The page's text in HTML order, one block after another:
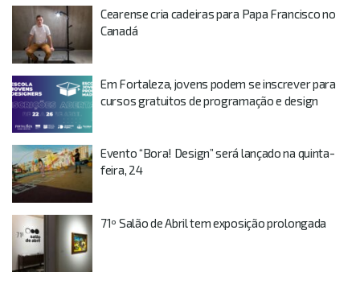
Cearense cria cadeiras para Papa Francisco no
Canadá
Em Fortaleza, jovens podem se inscrever para
cursos gratuitos de programação e design
Evento “Bora! Design” será lançado na quinta-
feira, 24
71º Salão de Abril tem exposição prolongada